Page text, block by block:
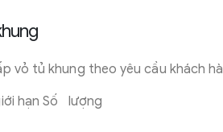
vỏ tủ khung theo yêu cầu khách
hạn Số lượng